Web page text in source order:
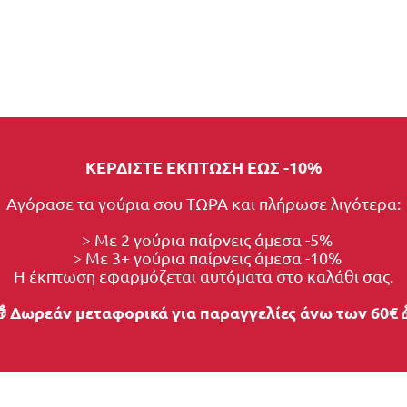
ΚΕΡΔΙΣΤΕ ΕΚΠΤΩΣΗ ΕΩΣ -10%
Αγόρασε τα γούρια σου ΤΩΡΑ και πλήρωσε λιγότερα:
> Με 2 γούρια παίρνεις άμεσα -5%
> Με 3+ γούρια παίρνεις άμεσα -10%
Η έκπτωση εφαρμόζεται αυτόματα στο καλάθι σας.
Δωρεάν μεταφορικά για παραγγελίες άνω των 60€